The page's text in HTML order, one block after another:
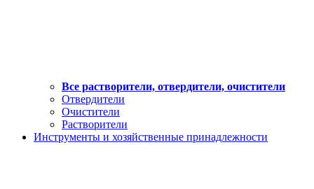
Все растворители, отвердители, очистители
Отвердители
Очистители
Растворители
Инструменты и хозяйственные принадлежности